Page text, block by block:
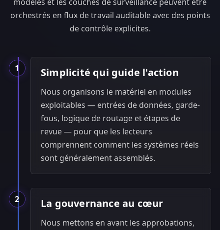
orchestrés en flux de travail auditable avec des points
de contrôle explicites.
1 Simplicité qui guide l'action
Nous organisons le matériel en modules
exploitables — entrées de données, garde-
fous, logique de routage et étapes de
revue — pour que les lecteurs
comprennent comment les systèmes réels
sont généralement assemblés.
2 La gouvernance au cœur
Nous mettons en avant les approbations,